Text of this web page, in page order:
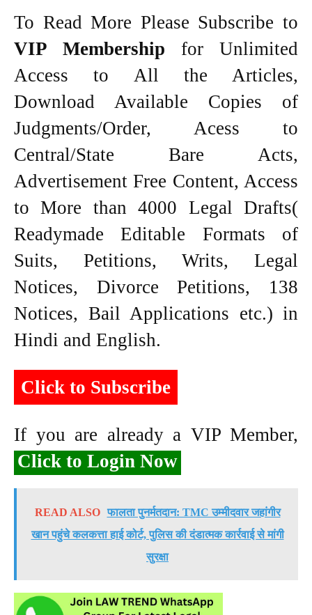
To Read More Please Subscribe to
VIP Membership for Unlimited
Access to All the Articles,
Download Available Copies of
Judgments/Order, Acess to
Central/State Bare Acts,
Advertisement Free Content, Access
to More than 4000 Legal Drafts(
Readymade Editable Formats of
Suits, Petitions, Writs, Legal
Notices, Divorce Petitions, 138
Notices, Bail Applications etc.) in
Hindi and English.
Click to Subscribe
If you are already a VIP Member,
Click to Login Now
READ ALSO फालता पुनर्मतदान: TMC उम्मीदवार जहांगीर
खान पहुंचे कलकत्ता हाई कोर्ट, पुलिस की दंडात्मक कार्रवाई से मांगी
सुरक्षा